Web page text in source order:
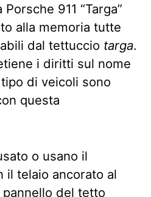
911 “Targa”
alla memoria tutte
dal tettuccio targa.
i diritti sul nome
tipo di veicoli sono
questa
o usano il
il telaio ancorato al
del tetto